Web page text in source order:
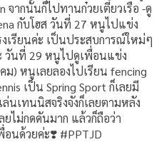
จากนั้นก็ไปทานก๋วยเตี๋ยวเรือ -ดู
กับโฮส วันที่ 27 หนูไปแข่ง
งเรียนค่ะ เป็นประสบการณ์ใหม่ๆ
วันที่ 29 หนูไปดูเพื่อนแข่ง
ม) หนูเลยลองไปเรียน fencing
เป็น Spring Sport ก็เลยมี
นเทนนิสจริงจังก็เลยตามหลัง
ไม่กดดันมาก แล้วก็ถือว่า
อนด้วยค่ะ❣️ #PPTJD